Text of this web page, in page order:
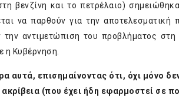
βενζίνη και το πετρέλαιο)
να παρθούν για την αποτελεσματική
αντιμετώπιση του προβλήματος στη
η Κυβέρνηση.
επισημαίνοντας ότι, όχι μόνο
(που έχει ήδη εφαρμοστεί σε